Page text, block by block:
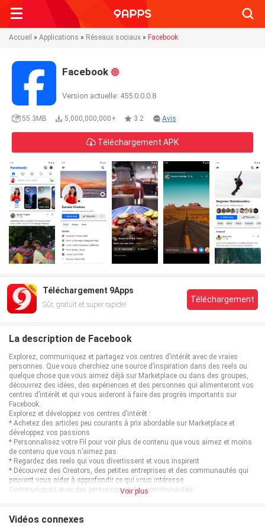
Accueil » Applications » Réseaux sociaux » Facebook
Facebook
Version actuelle: 455.0.0.0.8
55.3MB 5,000,000,000+ 3.2 Avis
Téléchargement APK
Téléchargement 9Apps
Sûr, gratuit et super rapide!
Téléchargement
La description de Facebook
Explorez, communiquez et partagez vos centres d’intérêt avec de vraies
personnes. Que vous cherchiez une source d’inspiration dans des reels ou
quelque chose que vous aimez déjà sur Marketplace ou dans des groupes,
découvrez des idées, des expériences et des personnes qui alimenteront vos
centres d’intérêt et qui vous aideront à faire des progrès importants sur
Facebook.
Explorez et développez vos centres d’intérêt :
* Achetez des articles peu courants à prix abordable sur Marketplace et
développez vos passions
* Personnalisez votre Fil pour voir plus de contenu que vous aimez et moins
de contenu que vous n’aimez pas
* Regardez des reels qui vous divertissent et vous inspirent
* Découvrez des Creators, des petites entreprises et des communautés qui
peuvent vous aider à approfondir ce qui vous intéresse
Communiquez avec des personnes et des communautés :
* Découvrez ce que font vos proches et les influenceurs et influenceuses que
Voir plus
Vidéos connexes